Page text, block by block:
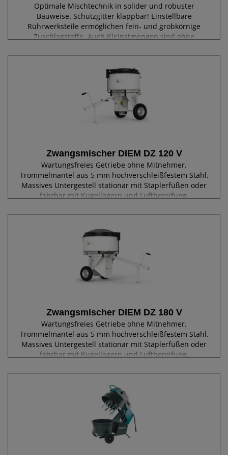
Optimale Mischtechnik in solider und robuster
Bauweise. Schutzgitter klappbar! Einstellbare
Rührwerksteile ermöglichen fein- und grobkörnige
Zuschlagstoffe. Auch Kleinstmengen sind ohne
über...
Zwangsmischer DIEM DZ 120 V
Wartungsfreies Getriebe ohne Mitnehmer.
Trommelmantel aus 5 mm hochverschleißfestem Stahl.
Massives Untergestell stationär mit Staplerfüßen oder
fahrbar mit Kugellagern und Luftbereifung.
Zwangsmischer DIEM DZ 180 V
Wartungsfreies Getriebe ohne Mitnehmer.
Trommelmantel aus 5 mm hochverschleißfestem Stahl.
Massives Untergestell stationär mit Staplerfüßen oder
fahrbar mit Kugellagern und Luftbereifung.